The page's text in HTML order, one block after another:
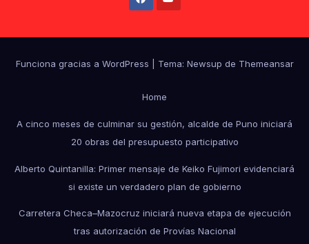
Funciona gracias a WordPress Tema: Newsup de Themeansar
Home
A cinco meses de culminar su gestión, alcalde de Puno iniciará
20 obras del presupuesto participativo
Alberto Quintanilla: Primer mensaje de Keiko Fujimori evidenciará
si existe un verdadero plan de gobierno
Carretera Checa–Mazocruz iniciará nueva etapa de ejecución
tras autorización de Provías Nacional